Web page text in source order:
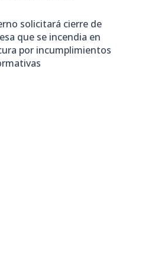
solicitará cierre de
que se incendia en
por incumplimientos